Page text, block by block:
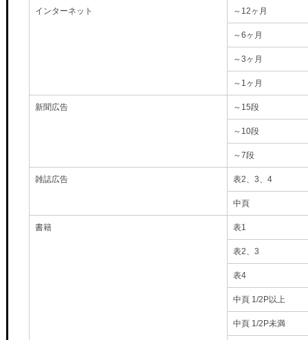
インターネット ～12ヶ月
～6ヶ月
～3ヶ月
～1ヶ月
新聞広告 ～15段
～10段
～7段
雑誌広告 表2、3、4
中頁
書籍 表1
表2、3
表4
中頁 1/2P以上
中頁 1/2P未満